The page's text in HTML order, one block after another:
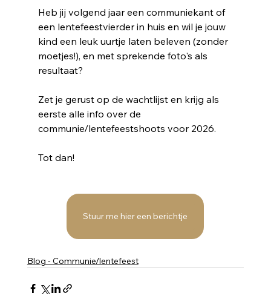
Heb jij volgend jaar een communiekant of
een lentefeestvierder in huis en wil je jouw
kind een leuk uurtje laten beleven (zonder
moetjes!), en met sprekende foto's als
resultaat?
Zet je gerust op de wachtlijst en krijg als
eerste alle info over de
communie/lentefeestshoots voor 2026.
Tot dan!
Stuur me hier een berichtje
Blog - Communie/lentefeest